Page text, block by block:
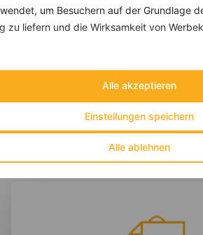
um Besuchern auf der Grundlage
zu liefern und die Wirksamkeit von
Alle ablehnen
Einstellungen speichern
Alle akzeptieren
‹ Kalorien:468 kcal